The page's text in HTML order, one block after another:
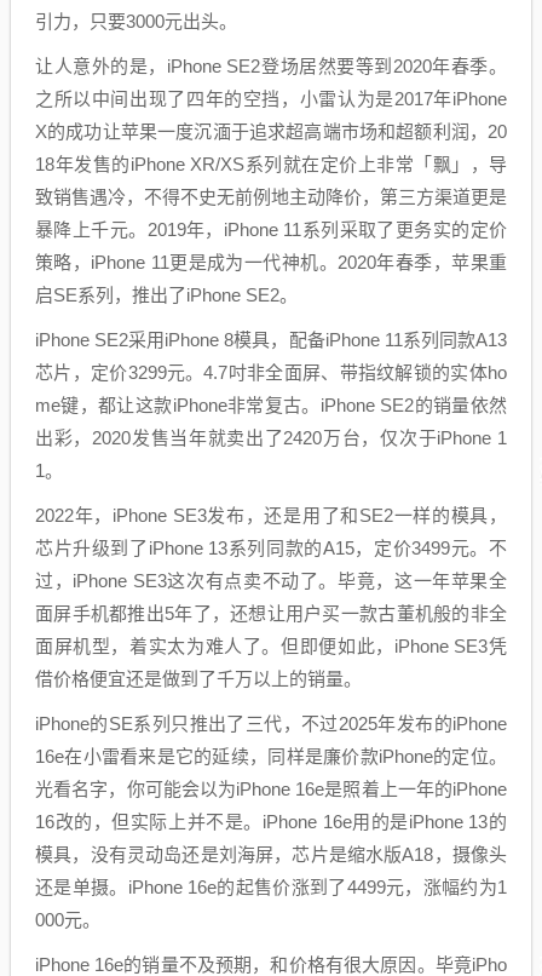
引力，只要3000元出头。
让人意外的是，iPhone SE2登场居然要等到2020年春季。
之所以中间出现了四年的空挡，小雷认为是2017年iPhone
X的成功让苹果一度沉湎于追求超高端市场和超额利润，20
18年发售的iPhone XR/XS系列就在定价上非常「飘」，导
致销售遇冷，不得不史无前例地主动降价，第三方渠道更是
暴降上千元。2019年，iPhone 11系列采取了更务实的定价
策略，iPhone 11更是成为一代神机。2020年春季，苹果重
启SE系列，推出了iPhone SE2。
iPhone SE2采用iPhone 8模具，配备iPhone 11系列同款A13
芯片，定价3299元。4.7吋非全面屏、带指纹解锁的实体ho
me键，都让这款iPhone非常复古。iPhone SE2的销量依然
出彩，2020发售当年就卖出了2420万台，仅次于iPhone 1
1。
2022年，iPhone SE3发布，还是用了和SE2一样的模具，
芯片升级到了iPhone 13系列同款的A15，定价3499元。不
过，iPhone SE3这次有点卖不动了。毕竟，这一年苹果全
面屏手机都推出5年了，还想让用户买一款古董机般的非全
面屏机型，着实太为难人了。但即便如此，iPhone SE3凭
借价格便宜还是做到了千万以上的销量。
iPhone的SE系列只推出了三代，不过2025年发布的iPhone
16e在小雷看来是它的延续，同样是廉价款iPhone的定位。
光看名字，你可能会以为iPhone 16e是照着上一年的iPhone
16改的，但实际上并不是。iPhone 16e用的是iPhone 13的
模具，没有灵动岛还是刘海屏，芯片是缩水版A18，摄像头
还是单摄。iPhone 16e的起售价涨到了4499元，涨幅约为1
000元。
iPhone 16e的销量不及预期，和价格有很大原因。毕竟iPho